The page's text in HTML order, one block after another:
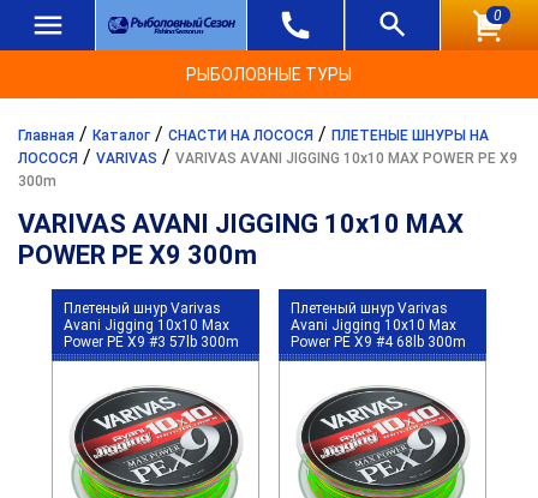
0
РЫБОЛОВНЫЕ ТУРЫ
Главная / Каталог / СНАСТИ НА ЛОСОСЯ / ПЛЕТЕНЫЕ ШНУРЫ НА
ЛОСОСЯ / VARIVAS / VARIVAS AVANI JIGGING 10x10 MAX POWER PE X9
300m
VARIVAS AVANI JIGGING 10x10 MAX
POWER PE X9 300m
Плетеный шнур Varivas
Avani Jigging 10x10 Max
Power PE X9 #3 57lb 300m
Плетеный шнур Varivas
Avani Jigging 10x10 Max
Power PE X9 #4 68lb 300m